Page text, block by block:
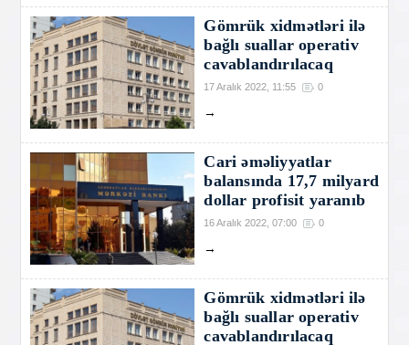
Gömrük xidmətləri ilə
bağlı suallar operativ
cavablandırılacaq
17 Aralık 2022, 11:55 0
→
Cari əməliyyatlar
balansında 17,7 milyard
dollar profisit yaranıb
16 Aralık 2022, 07:00 0
→
Gömrük xidmətləri ilə
bağlı suallar operativ
cavablandırılacaq